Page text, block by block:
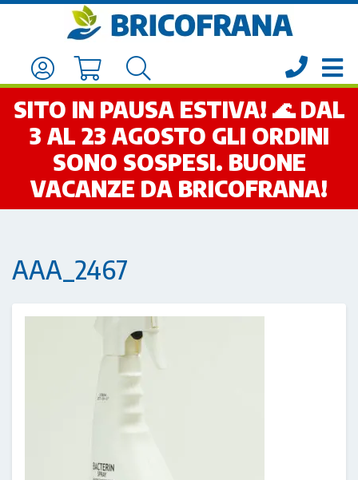
SITO IN PAUSA ESTIVA! 🌊 DAL
3 AL 23 AGOSTO GLI ORDINI
SONO SOSPESI. BUONE
VACANZE DA BRICOFRANA!
AAA_2467